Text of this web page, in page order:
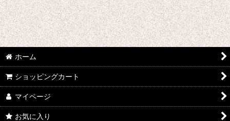
ホーム
ショッピングカート
マイページ
お気に入り